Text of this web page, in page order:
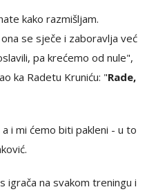
kako razmišljam.
se sječe i zaboravlja već
pa krećemo od nule",
ka Radetu Kruniću: "Rade,
i mi ćemo biti pakleni - u to
igrača na svakom treningu i